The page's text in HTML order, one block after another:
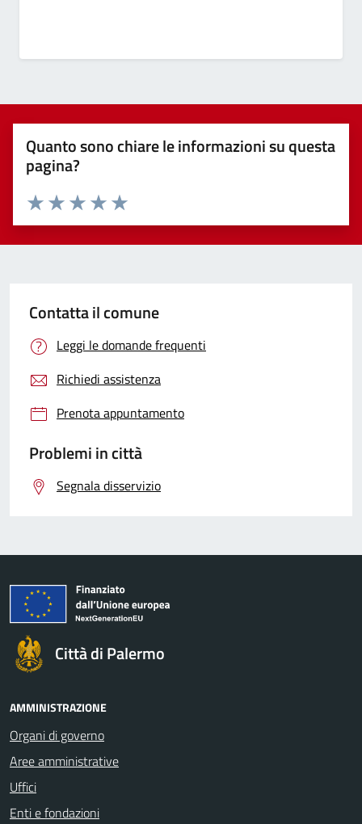
Quanto sono chiare le informazioni su questa
pagina?
Valuta 5 stelle su 5
Valuta 4 stelle su 5
Valuta 3 stelle su 5
Valuta 2 stelle su 5
Valuta 1 stelle su 5
Contatta il comune
Leggi le domande frequenti
Richiedi assistenza
Prenota appuntamento
Problemi in città
Segnala disservizio
Città di Palermo
AMMINISTRAZIONE
Organi di governo
Aree amministrative
Uffici
Enti e fondazioni